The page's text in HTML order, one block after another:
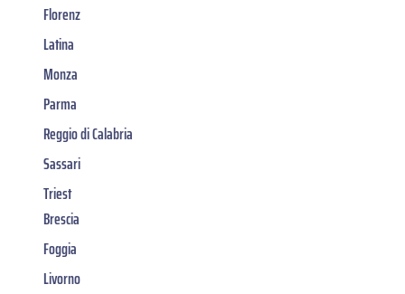
Florenz
Latina
Monza
Parma
Reggio di Calabria
Sassari
Triest
Brescia
Foggia
Livorno